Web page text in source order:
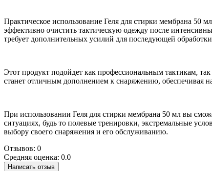
Практическое использование Геля для стирки мембрана 50
эффективно очистить тактическую одежду после
требует дополнительных усилий для последующей
Этот продукт подойдет как профессиональным тактикам,
станет отличным дополнением к снаряжению, обеспечивая
При использовании Геля для стирки мембрана 50 мл вы
ситуациях, будь то полевые тренировки, экстремальные
выбору своего снаряжения и его обслуживанию.
Отзывов: 0
Средняя оценка: 0.0
Написать отзыв